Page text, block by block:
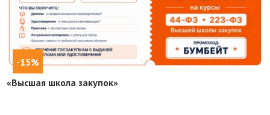
-15%
«Высшая школа закупок»